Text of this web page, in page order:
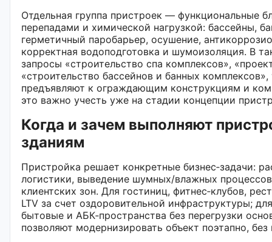
Отдельная группа пристроек — функциональные
перепадами и химической нагрузкой: бассейны,
герметичный паробарьер, осушение,
корректная водоподготовка и шумоизоляция. В
запросы «строительство спа комплексов»,
«строительство бассейнов и банных
предъявляют к ограждающим конструкциям и
это важно учесть уже на стадии концепции
Когда и зачем выполняют
зданиям
Пристройка решает конкретные бизнес‑задачи:
логистики, выведение шумных/влажных
клиентских зон. Для гостиниц, фитнес‑клубов,
LTV за счет оздоровительной инфраструктуры;
бытовые и АБК‑пространства без перегрузки
позволяют модернизировать объект поэтапно,